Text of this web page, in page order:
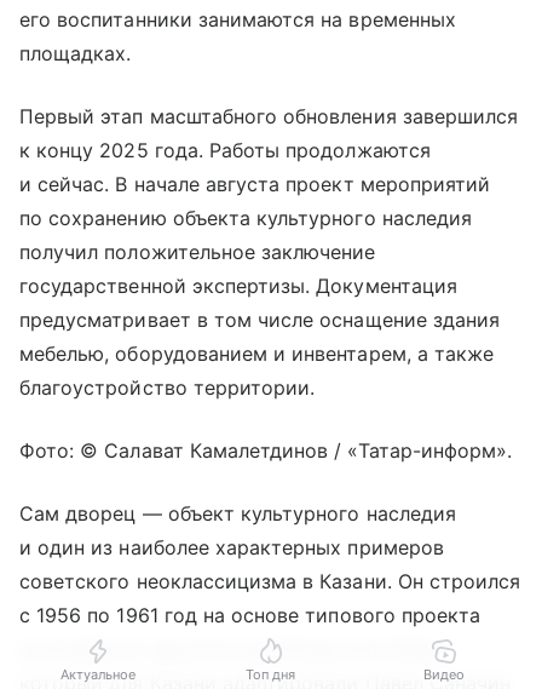
его воспитанники занимаются на временных
площадках.
Первый этап масштабного обновления завершился
к концу 2025 года. Работы продолжаются
и сейчас. В начале августа проект мероприятий
по сохранению объекта культурного наследия
получил положительное заключение
государственной экспертизы. Документация
предусматривает в том числе оснащение здания
мебелью, оборудованием и инвентарем, а также
благоустройство территории.
Фото: © Салават Камалетдинов / «Татар-информ».
Сам дворец — объект культурного наследия
и один из наиболее характерных примеров
советского неоклассицизма в Казани. Он строился
с 1956 по 1961 год на основе типового проекта
московского архитектора Игоря Антипова,
который для Казани адаптировали Павел Саначин
Актуальное Топ дня Видео